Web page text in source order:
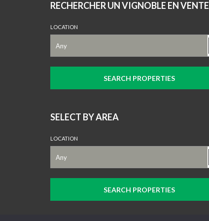
RECHERCHER UN VIGNOBLE EN VENTE
LOCATION
SELECT BY AREA
LOCATION